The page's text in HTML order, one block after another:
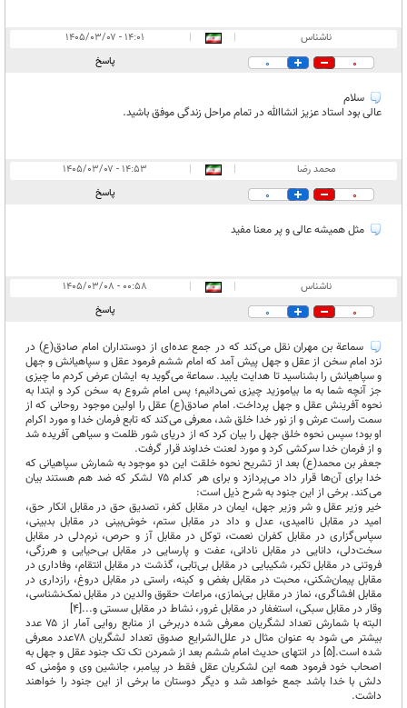
ناشناس |
|
۱۴:۰۱ - ۱۴۰۵/۰۳/۰۷
0
0 پاسخ
سلام
عالی بود استاد عزیز انشاالله در تمام مراحل زندگی موفق باشید.
محمد رضا |
|
۱۴:۵۳ - ۱۴۰۵/۰۳/۰۷
0
0 پاسخ
مثل همیشه عالی و پر معنا مفید
ناشناس |
|
۰۰:۵۸ - ۱۴۰۵/۰۳/۰۸
0
0 پاسخ
سماعة بن مهران نقل می‌کند که در جمع عده‌ای از دوستداران امام صادق(ع) در
نزد امام سخن از عقل و جهل پیش آمد که امام ششم فرمود عقل و سپاهیانش و جهل
و سپاهیانش را بشناسید تا هدایت یابید. سماعة می‌گوید به ایشان عرض کردم ما چیزی
جز آنچه شما به ما بیاموزید چیزی نمی‌دانیم؛ پس امام شروع به سخن کرد و ابتدا به
نحوه آفرینش عقل و جهل پرداخت. امام صادق(ع) عقل را اولین موجود روحانی که از
سمت راست عرش و از نور خدا خلق شد، معرفی می‌کند که تابع فرمان خدا و مورد اکرام
او بود؛ سپس نحوه خلق جهل را بیان کرد که از دریای شور ظلمت و سیاهی آفریده شد
و از فرمان خدا سرکشی کرد و مورد لعنت خداوند قرار گرفت.
جعفر بن محمد(ع) بعد از تشریح نحوه خلقت این دو موجود به شمارش سپاهیانی که
خدا برای آن‌ها قرار داد می‌پردازد و برای هر کدام ۷۵ لشکر که ضد هم هستند بیان
می‌کند. برخی از این جنود به شرح ذیل است:
خیر وزیر عقل و شر وزیر جهل، ایمان در مقابل کفر، تصدیق حق در مقابل انکار حق،
امید در مقابل ناامیدی، عدل و داد در مقابل ستم، خوش‌بینی در مقابل بدبینی،
سپاس‌گزاری در مقابل کفران نعمت، توکل در مقابل آز و حرص، نرم‌دلی در مقابل
سخت‌دلی، دانایی در مقابل نادانی، عفت و پارسایی در مقابل بی‌حیایی و هرزگی،
فروتنی در مقابل تکبر، شکیبایی در مقابل بی‌تابی، گذشت در مقابل انتقام، وفاداری در
مقابل پیمان‌شکنی، محبت در مقابل بغض و کینه، راستی در مقابل دروغ، رازداری در
مقابل افشاگری، نماز در مقابل بی‌نمازی، مراعات حقوق والدین در مقابل نمک‌نشناسی،
وقار در مقابل سبکی، استغفار در مقابل غرور، نشاط در مقابل سستی و...[۴]
البته با شمارش تعداد لشگریان معرفی شده دربرخی از منابع روایی آمار از ۷۵ عدد
بیشتر می شود به عنوان مثال در علل‌الشرایع صدوق تعداد لشگریان ۷۸عدد معرفی
شده است.[۵] در انتهای حدیث امام ششم بعد از شمردن تک تک جنود عقل و جهل به
اصحاب خود فرمود همه این لشکریان عقل فقط در پیامبر، جانشین وی و مؤمنی که
دلش با خدا باشد جمع خواهد شد و دیگر دوستان ما برخی از این جنود را خواهند
داشت.